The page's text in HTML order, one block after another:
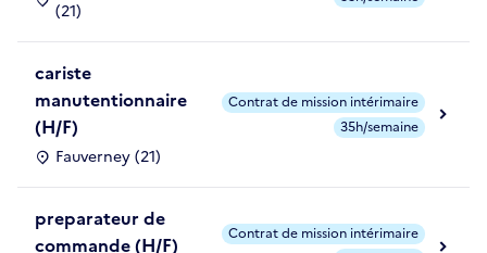
(21)
cariste
manutentionnaire
(H/F)
Fauverney (21)
Contrat de mission intérimaire
35h/semaine
preparateur de
commande (H/F)
Contrat de mission intérimaire